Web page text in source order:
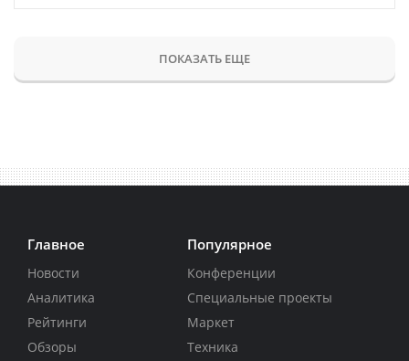
ПОКАЗАТЬ ЕЩЕ
Главное
Новости
Аналитика
Рейтинги
Обзоры
Популярное
Конференции
Специальные проекты
Маркет
Техника